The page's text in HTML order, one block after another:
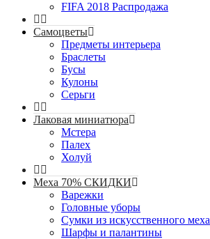
FIFA 2018 Распродажа
Самоцветы
Предметы интерьера
Браслеты
Бусы
Кулоны
Серьги
Лаковая миниатюра
Мстера
Палех
Холуй
Меха 70% СКИДКИ
Варежки
Головные уборы
Сумки из искусственного меха
Шарфы и палантины